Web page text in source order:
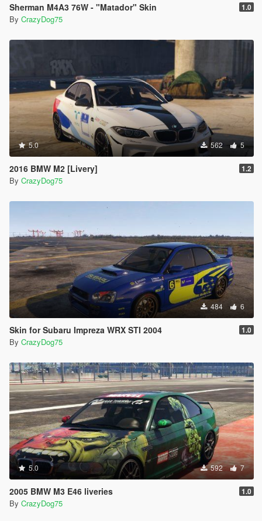
Sherman M4A3 76W - "Matador" Skin 1.0
By CrazyDog75
5.0 562 5
2016 BMW M2 [Livery] 1.2
By CrazyDog75
484 6
Skin for Subaru Impreza WRX STI 2004 1.0
By CrazyDog75
5.0 592 7
2005 BMW M3 E46 liveries 1.0
By CrazyDog75